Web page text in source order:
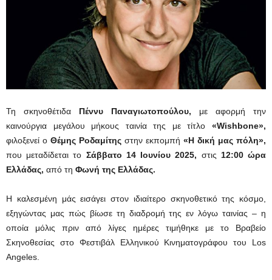
Τη σκηνοθέτιδα Πέννυ Παναγιωτοπούλου, με αφορμή την
καινούργια μεγάλου μήκους ταινία της με τίτλο «Wishbone»,
φιλοξενεί ο Θέμης Ροδαμίτης στην εκπομπή «Η δική μας πόλη»,
που μεταδίδεται το Σάββατο 14 Ιουνίου 2025, στις 12:00 ώρα
Ελλάδας, από τη Φωνή της Ελλάδας.
Η καλεσμένη μάς εισάγει στον ιδιαίτερο σκηνοθετικό της κόσμο,
εξηγώντας μας πώς βίωσε τη διαδρομή της εν λόγω ταινίας – η
οποία μόλις πριν από λίγες ημέρες τιμήθηκε με το Βραβείο
Σκηνοθεσίας στο Φεστιβάλ Ελληνικού Κινηματογράφου του Los
Angeles.